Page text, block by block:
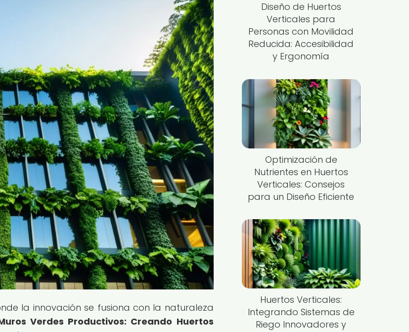
la innovación se fusiona con la naturaleza
Verdes Productivos: Creando Huertos
Diseño de Huertos
Verticales para
Personas con Movilidad
Reducida: Accesibilidad
y Ergonomía
Optimización de
Nutrientes en Huertos
Verticales: Consejos
para un Diseño Eficiente
Huertos Verticales:
Integrando Sistemas de
Riego Innovadores y